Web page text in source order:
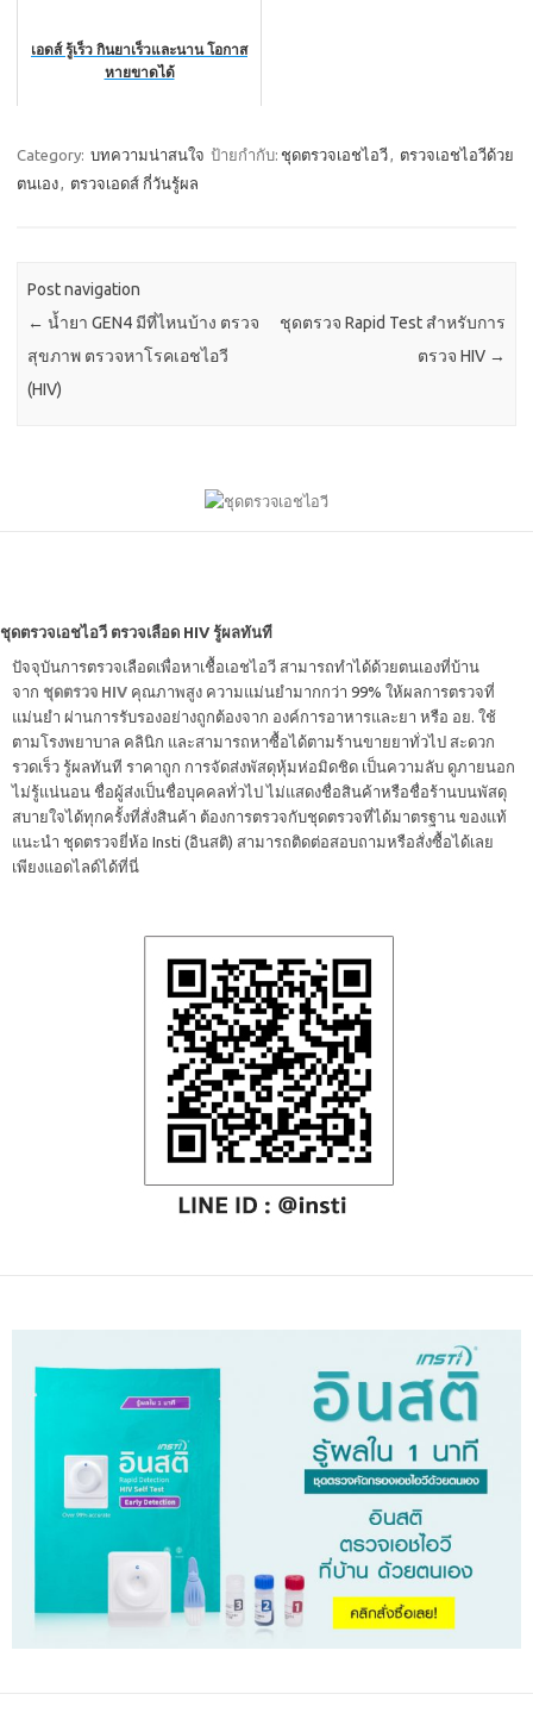
เอดส์ รู้เร็ว กินยาเร็วและนาน โอกาส
หายขาดได้
Category: บทความน่าสนใจ ป้ายกำกับ: ชุดตรวจเอชไอวี, ตรวจเอชไอวีด้วย
ตนเอง, ตรวจเอดส์ กี่วันรู้ผล
Post navigation
← น้ำยา GEN4 มีที่ไหนบ้าง ตรวจ
สุขภาพ ตรวจหาโรคเอชไอวี
(HIV)
ชุดตรวจ Rapid Test สำหรับการ
ตรวจ HIV →
ชุดตรวจเอชไอวี ตรวจเลือด HIV รู้ผลทันที
ปัจจุบันการตรวจเลือดเพื่อหาเชื้อเอชไอวี สามารถทำได้ด้วยตนเองที่บ้าน
จาก ชุดตรวจ HIV คุณภาพสูง ความแม่นยำมากกว่า 99% ให้ผลการตรวจที่
แม่นยำ ผ่านการรับรองอย่างถูกต้องจาก องค์การอาหารและยา หรือ อย. ใช้
ตามโรงพยาบาล คลินิก และสามารถหาซื้อได้ตามร้านขายยาทั่วไป สะดวก
รวดเร็ว รู้ผลทันที ราคาถูก การจัดส่งพัสดุหุ้มห่อมิดชิด เป็นความลับ ดูภายนอก
ไม่รู้แน่นอน ชื่อผู้ส่งเป็นชื่อบุคคลทั่วไป ไม่แสดงชื่อสินค้าหรือชื่อร้านบนพัสดุ
สบายใจได้ทุกครั้งที่สั่งสินค้า ต้องการตรวจกับชุดตรวจที่ได้มาตรฐาน ของแท้
แนะนำ ชุดตรวจยี่ห้อ Insti (อินสติ) สามารถติดต่อสอบถามหรือสั่งซื้อได้เลย
เพียงแอดไลด์ได้ที่นี่